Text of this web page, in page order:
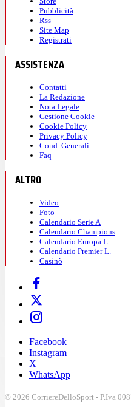
Pubblicità
Rss
Site Map
Registrati
ASSISTENZA
Contatti
La Redazione
Nota Legale
Gestione Cookie
Cookie Policy
Privacy Policy
Cond. Generali
Faq
ALTRO
Video
Foto
Calendario Serie A
Calendario Champions
Calendario Europa L.
Calendario Premier L.
Casinò
Facebook
Instagram
X
WhatsApp
© 2026 CorriereDelloSport - P.Iva